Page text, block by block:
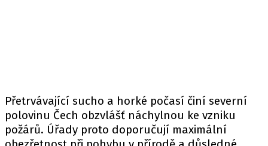
Přetrvávající sucho a horké počasí činí severní
polovinu Čech obzvlášť náchylnou ke vzniku
požárů. Úřady proto doporučují maximální